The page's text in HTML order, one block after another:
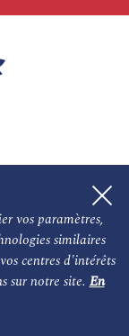
vos paramètres,
similaires
centres d'intérêts
sur notre site.En
Les auteurs